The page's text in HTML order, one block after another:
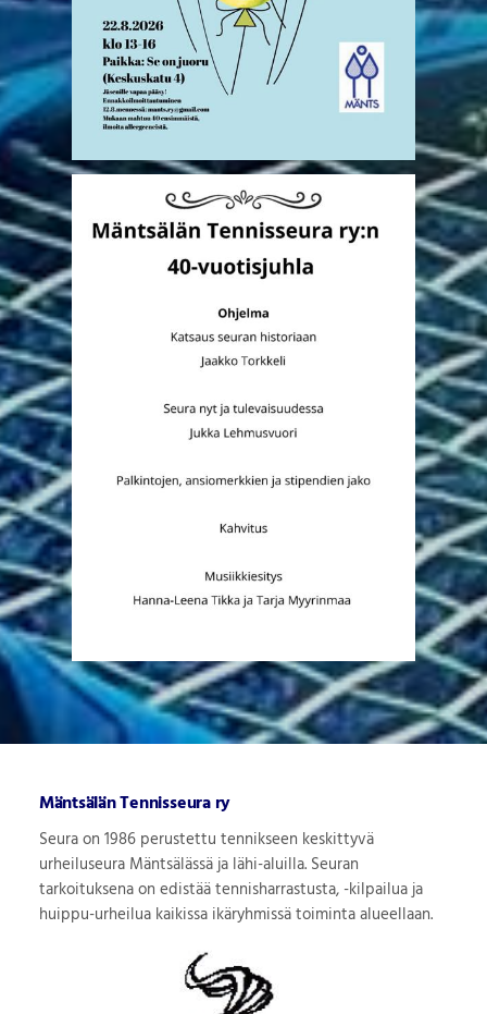
Mäntsälän Tennisseura ry
Seura on 1986 perustettu tennikseen keskittyvä
urheiluseura Mäntsälässä ja lähi-aluilla. Seuran
tarkoituksena on edistää tennisharrastusta, -kilpailua ja
huippu-urheilua kaikissa ikäryhmissä toiminta alueellaan.